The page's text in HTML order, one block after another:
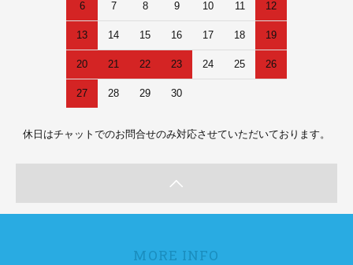
6 7 8 9 10 11 12
13 14 15 16 17 18 19
20 21 22 23 24 25 26
27 28 29 30
休日はチャットでのお問合せのみ対応させていただいております。
MORE INFO